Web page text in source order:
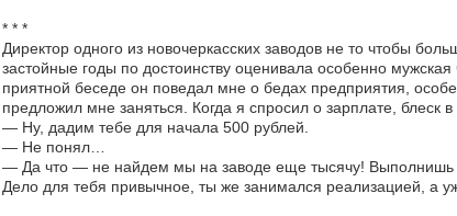
* * *
Директор одного из новочеркасских заводов не то чтобы
застойные годы по достоинству оценивала особенно
приятной беседе он поведал мне о бедах предприятия,
предложил мне заняться. Когда я спросил о зарплате, блеск
— Ну, дадим тебе для начала 500 рублей.
— Не понял…
— Да что — не найдем мы на заводе еще тысячу! Выполнишь
Дело для тебя привычное, ты же занимался реализацией, а